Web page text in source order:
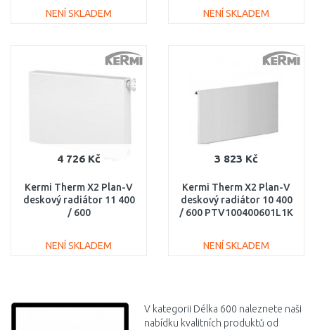
NENÍ SKLADEM
NENÍ SKLADEM
4 726 Kč
Kermi Therm X2 Plan-V
deskový radiátor 11 400
/ 600
NENÍ SKLADEM
Porovnat
3 823 Kč
Kermi Therm X2 Plan-V
deskový radiátor 10 400
/ 600 PTV100400601L1K
NENÍ SKLADEM
V kategorii Délka 600 naleznete naši
nabídku kvalitních produktů od